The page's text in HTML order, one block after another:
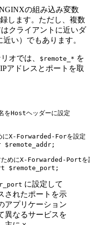
の組み込み変数
します。ただし、複数
クライアントに近いダ
い）でもあります。
オでは、 $remote_* を
アドレスとポートを取
をHostヘッダーに設定
にX-Forwarded-Forを設定
$remote_addr;
ためにX-Forwarded-Portを
に設定して
されたポートを示
アプリケーション
異なるサービスを